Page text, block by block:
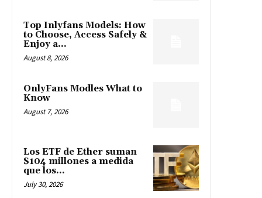
Top Inlyfans Models: How
to Choose, Access Safely &
Enjoy a...
August 8, 2026
OnlyFans Modles What to
Know
August 7, 2026
Los ETF de Ether suman
$104 millones a medida
que los...
July 30, 2026